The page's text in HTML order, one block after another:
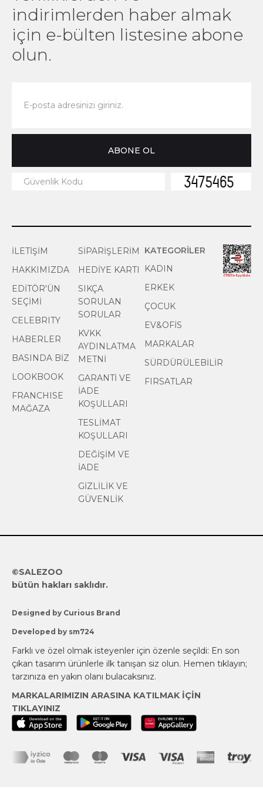
SEPETE EKLE
indirimlerden haber almak
için e-bülten listesine abone
olun.
İLETİŞİM
HAKKIMIZDA
EDİTÖR'ÜN
SEÇİMİ
CELEBRITY
HABERLER
BASINDA BİZ
LOOKBOOK
FRANCHISE
MAĞAZA
SİPARİŞLERİM
HEDİYE KARTI
SIKÇA
SORULAN
SORULAR
KVKK
AYDINLATMA
METNİ
GARANTİ VE
İADE
KOŞULLARI
TESLİMAT
KOŞULLARI
DEĞİŞİM VE
İADE
GİZLİLİK VE
GÜVENLİK
KATEGORİLER
KADIN
ERKEK
ÇOCUK
EV&OFİS
MARKALAR
SÜRDÜRÜLEBİLİR
FIRSATLAR
©SALEZOO
bütün hakları saklıdır.
Designed by Curious Brand
Developed by sm724
Farklı ve özel olmak isteyenler için özenle seçildi: En son
çıkan tasarım ürünlerle ilk tanışan siz olun. Hemen tıklayın;
tarzınıza en yakın olanı bulacaksınız.
MARKALARIMIZIN ARASINA KATILMAK İÇİN
TIKLAYINIZ